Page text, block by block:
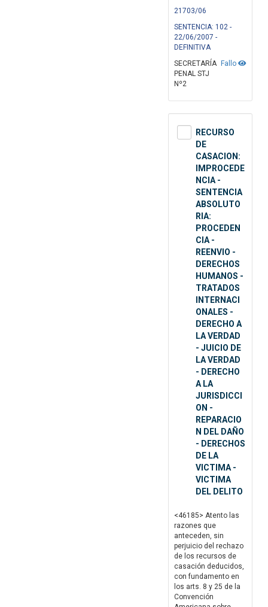
21703/06
SENTENCIA: 102 -
22/06/2007 -
DEFINITIVA
Fallo
SECRETARÍA
PENAL STJ
Nº2
RECURSO
DE
CASACION:
IMPROCEDE
NCIA -
SENTENCIA
ABSOLUTO
RIA:
PROCEDEN
CIA -
REENVIO -
DERECHOS
HUMANOS -
TRATADOS
INTERNACI
ONALES -
DERECHO A
LA VERDAD
- JUICIO DE
LA VERDAD
- DERECHO
A LA
JURISDICCI
ON -
REPARACIO
N DEL DAÑO
- DERECHOS
DE LA
VICTIMA -
VICTIMA
DEL DELITO
<46185> Atento las
razones que
anteceden, sin
perjuicio del rechazo
de los recursos de
casación deducidos,
con fundamento en
los arts. 8 y 25 de la
Convención